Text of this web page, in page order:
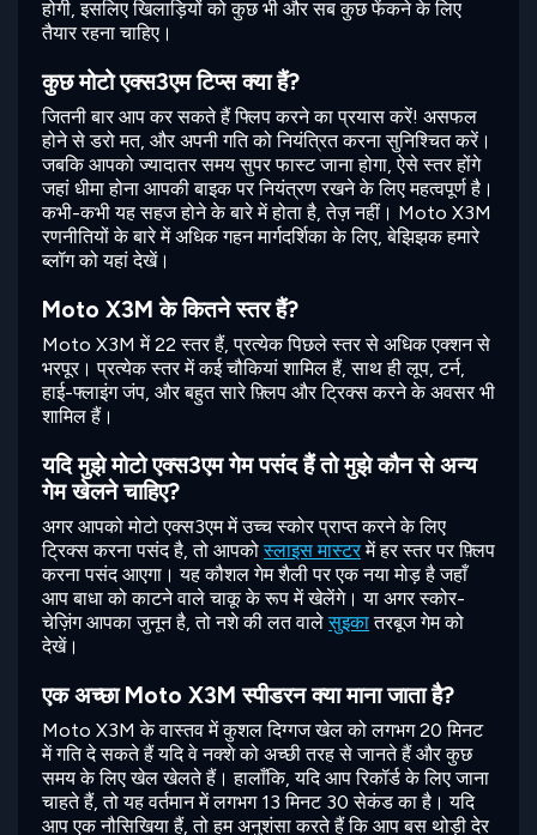
होगी, इसलिए खिलाड़ियों को कुछ भी और सब कुछ फेंकने के लिए
तैयार रहना चाहिए।
कुछ मोटो एक्स3एम टिप्स क्या हैं?
जितनी बार आप कर सकते हैं फ्लिप करने का प्रयास करें! असफल
होने से डरो मत, और अपनी गति को नियंत्रित करना सुनिश्चित करें।
जबकि आपको ज्यादातर समय सुपर फास्ट जाना होगा, ऐसे स्तर होंगे
जहां धीमा होना आपकी बाइक पर नियंत्रण रखने के लिए महत्वपूर्ण है।
कभी-कभी यह सहज होने के बारे में होता है, तेज़ नहीं। Moto X3M
रणनीतियों के बारे में अधिक गहन मार्गदर्शिका के लिए, बेझिझक हमारे
ब्लॉग को यहां देखें।
Moto X3M के कितने स्तर हैं?
Moto X3M में 22 स्तर हैं, प्रत्येक पिछले स्तर से अधिक एक्शन से
भरपूर। प्रत्येक स्तर में कई चौकियां शामिल हैं, साथ ही लूप, टर्न,
हाई-फ्लाइंग जंप, और बहुत सारे फ़्लिप और ट्रिक्स करने के अवसर भी
शामिल हैं।
यदि मुझे मोटो एक्स3एम गेम पसंद हैं तो मुझे कौन से अन्य
गेम खेलने चाहिए?
अगर आपको मोटो एक्स3एम में उच्च स्कोर प्राप्त करने के लिए
ट्रिक्स करना पसंद है, तो आपकोस्लाइस मास्टरमें हर स्तर पर फ़्लिप
करना पसंद आएगा। यह कौशल गेम शैली पर एक नया मोड़ है जहाँ
आप बाधा को काटने वाले चाकू के रूप में खेलेंगे। या अगर स्कोर-
चेज़िंग आपका जुनून है, तो नशे की लत वालेसुइकातरबूज गेम को
देखें।
एक अच्छा Moto X3M स्पीडरन क्या माना जाता है?
Moto X3M के वास्तव में कुशल दिग्गज खेल को लगभग 20 मिनट
में गति दे सकते हैं यदि वे नक्शे को अच्छी तरह से जानते हैं और कुछ
समय के लिए खेल खेलते हैं। हालाँकि, यदि आप रिकॉर्ड के लिए जाना
चाहते हैं, तो यह वर्तमान में लगभग 13 मिनट 30 सेकंड का है। यदि
आप एक नौसिखिया हैं, तो हम अनुशंसा करते हैं कि आप बस थोड़ी देर